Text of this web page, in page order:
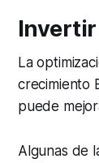
Invertir
La
crecimiento
puede
Algunas de